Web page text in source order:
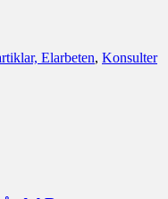
Elarbeten, Konsulter